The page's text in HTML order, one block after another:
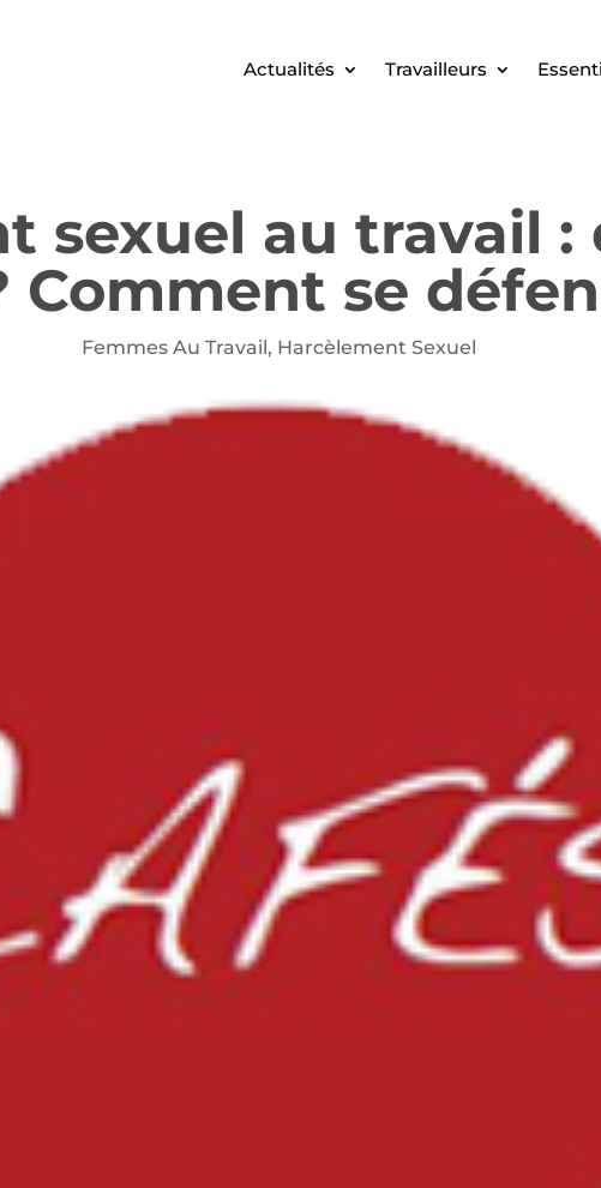
Actualités Travailleurs
sexuel au travail :
Comment se
Femmes Au Travail, Harcèlement Sexuel